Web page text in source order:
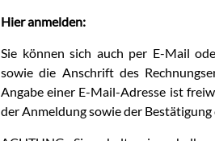
Hier anmelden:
Sie können sich auch per E-Mail
sowie die Anschrift des
Angabe einer E-Mail-Adresse ist
der Anmeldung sowie der